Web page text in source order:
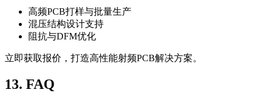
高频PCB打样与批量生产
混压结构设计支持
阻抗与DFM优化
立即获取报价，打造高性能射频PCB解决方案。
13. FAQ